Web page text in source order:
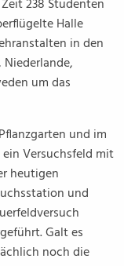
238 Studenten
Halle
in den
um das
und im
Versuchsfeld mit
heutigen
und
Galt es
noch die